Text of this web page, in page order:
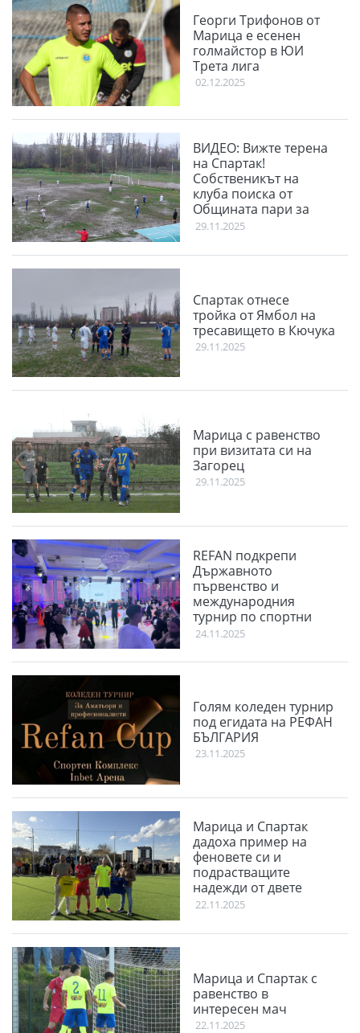
Георги Трифонов от
Марица е есенен
голмайстор в ЮИ
Трета лига
02.12.2025
ВИДЕО: Вижте терена
на Спартак!
Собственикът на
клуба поиска от
Общината пари за
терена
29.11.2025
Спартак отнесе
тройка от Ямбол на
тресавището в Кючука
29.11.2025
Марица с равенство
при визитата си на
Загорец
29.11.2025
REFAN подкрепи
Държавното
първенство и
международния
турнир по спортни
танци Plovdiv Open
24.11.2025
Голям коледен турнир
под егидата на РЕФАН
БЪЛГАРИЯ
23.11.2025
Марица и Спартак
дадоха пример на
феновете си и
подрастващите
надежди от двете
школи
22.11.2025
Марица и Спартак с
равенство в
интересен мач
22.11.2025